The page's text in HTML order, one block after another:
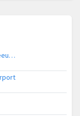
Ambulancehelikopter naar Vliegbasis Leeuwarden